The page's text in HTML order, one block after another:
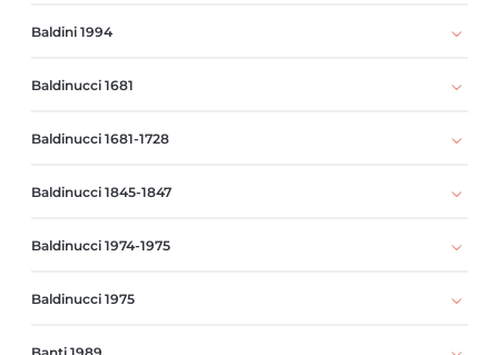
Baldini 1994
Baldinucci 1681
Baldinucci 1681-1728
Baldinucci 1845-1847
Baldinucci 1974-1975
Baldinucci 1975